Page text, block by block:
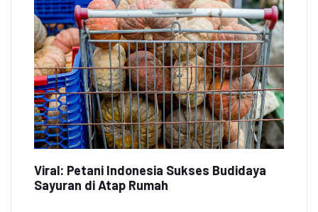
Viral: Petani Indonesia Sukses Budidaya
Sayuran di Atap Rumah